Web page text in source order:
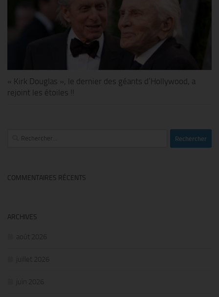
« Kirk Douglas », le dernier des géants d’Hollywood, a
rejoint les étoiles !!
Rechercher :
COMMENTAIRES RÉCENTS
ARCHIVES
août 2026
juillet 2026
juin 2026